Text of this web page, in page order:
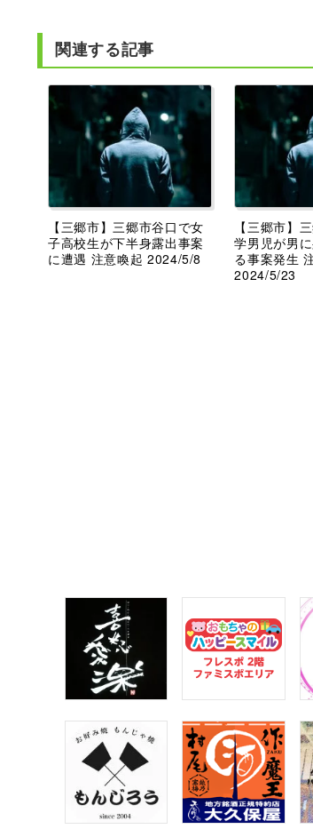
関連する記事
【三郷市】三郷市谷口で女
子高校生が下半身露出事案
に遭遇 注意喚起 2024/5/8
【三郷市】
学男児が男
る事案発生
2024/5/23